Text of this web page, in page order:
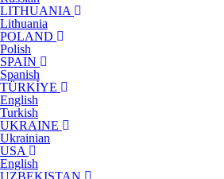
LITHUANIA
Lithuania
POLAND
Polish
SPAIN
Spanish
TÜRKİYE
English
Turkish
UKRAINE
Ukrainian
USA
English